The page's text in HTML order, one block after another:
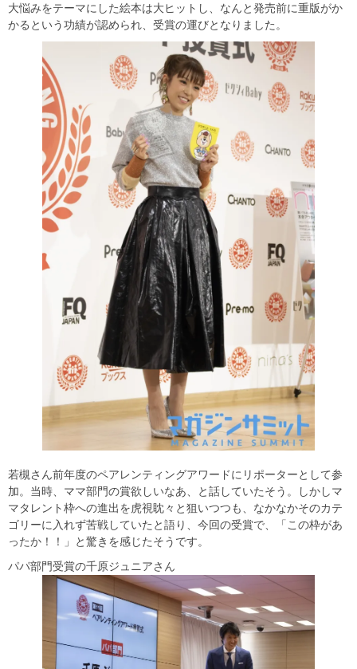
大悩みをテーマにした絵本は大ヒットし、なんと発売前に重版がか
かるという功績が認められ、受賞の運びとなりました。
若槻さん前年度のペアレンティングアワードにリポーターとして参
加。当時、ママ部門の賞欲しいなあ、と話していたそう。しかしマ
マタレント枠への進出を虎視眈々と狙いつつも、なかなかそのカテ
ゴリーに入れず苦戦していたと語り、今回の受賞で、「この枠があ
ったか！！」と驚きを感じたそうです。
パパ部門受賞の千原ジュニアさん